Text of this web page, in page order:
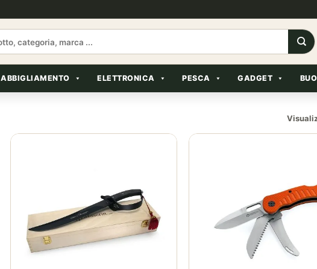
ABBIGLIAMENTO ELETTRONICA PESCA GADGET